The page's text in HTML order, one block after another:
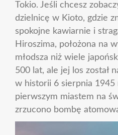
Tokio. Jeśli chcesz
dzielnicę w Kioto, gdzie
spokojne kawiarnie i
Hiroszima, położona na
młodsza niż wiele
500 lat, ale jej los został
w historii 6 sierpnia 1945
pierwszym miastem na
zrzucono bombę